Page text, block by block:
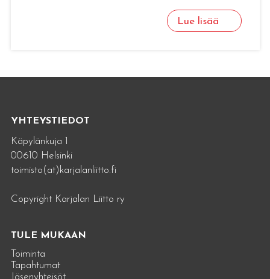
Lue lisää
YHTEYSTIEDOT
Käpylänkuja 1
00610 Helsinki
toimisto(at)karjalanliitto.fi
Copyright Karjalan Liitto ry
TULE MUKAAN
Toiminta
Tapahtumat